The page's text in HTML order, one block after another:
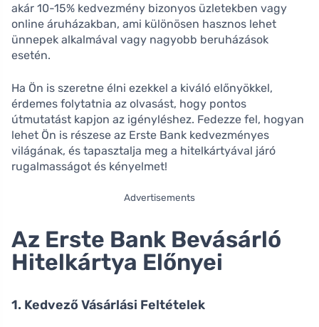
akár 10-15% kedvezmény bizonyos üzletekben vagy
online áruházakban, ami különösen hasznos lehet
ünnepek alkalmával vagy nagyobb beruházások
esetén.
Ha Ön is szeretne élni ezekkel a kiváló előnyökkel,
érdemes folytatnia az olvasást, hogy pontos
útmutatást kapjon az igényléshez. Fedezze fel, hogyan
lehet Ön is részese az Erste Bank kedvezményes
világának, és tapasztalja meg a hitelkártyával járó
rugalmasságot és kényelmet!
Advertisements
Az Erste Bank Bevásárló
Hitelkártya Előnyei
1. Kedvező Vásárlási Feltételek